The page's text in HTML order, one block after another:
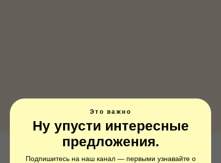
Это важно
Ну упусти интересные
предложения.
Подпишитесь на наш канал — первыми узнавайте о
Звезда, Зеленый, 1 шт.